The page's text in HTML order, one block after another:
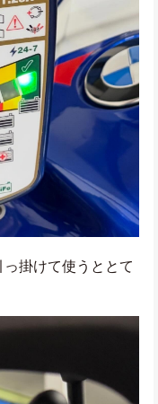
掛けて使うととて